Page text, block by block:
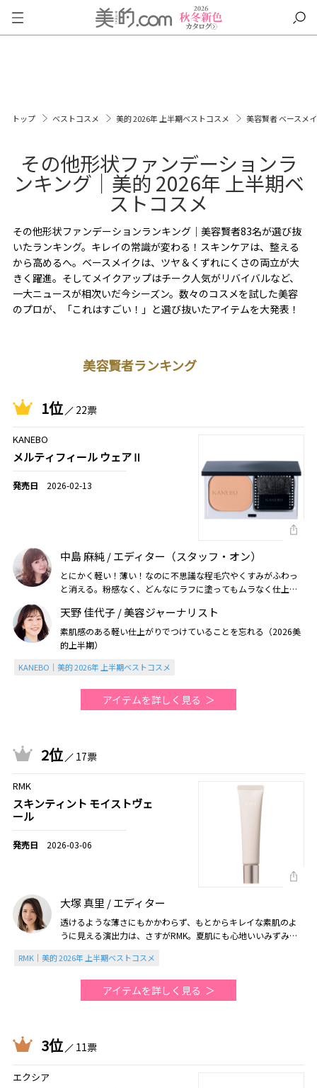
トップ ベストコスメ 美的 2026年 上半期ベストコスメ 美容賢者 ベースメ
その他形状ファンデーションラ
ンキング｜美的 2026年 上半期ベ
ストコスメ
その他形状ファンデーションランキング｜美容賢者83名が選び抜
いたランキング。キレイの常識が変わる！スキンケアは、整える
から高めるへ。ベースメイクは、ツヤ＆くずれにくさの両立が大
きく躍進。そしてメイクアップはチーク人気がリバイバルなど、
一大ニュースが相次いだ今シーズン。数々のコスメを試した美容
のプロが、「これはすごい！」と選び抜いたアイテムを大発表！
美容賢者ランキング
1位 22票
KANEBO
メルティフィール ウェアⅡ
2026-02-13
中島 麻純 / エディター（スタッフ・オン）
とにかく軽い！薄い！なのに不思議な程毛穴やくすみがふわっ
と消える。粉感なく、どんなにラフに塗ってもムラなく仕上が
天野 佳代子 / 美容ジャーナリスト
素肌感のある軽い仕上がりでつけていることを忘れる（2026美
的上半期）
KANEBO｜美的 2026年 上半期ベストコスメ
アイテムを詳しく見る
2位 17票
RMK
スキンティント モイストヴェ
ール
2026-03-06
大塚 真里 / エディター
透けるような薄さにもかかわらず、もとからキレイな素肌のよ
うに見える演出力は、さすがRMK。夏肌にも心地いいみずみず
RMK｜美的 2026年 上半期ベストコスメ
アイテムを詳しく見る
3位 11票
エクシア